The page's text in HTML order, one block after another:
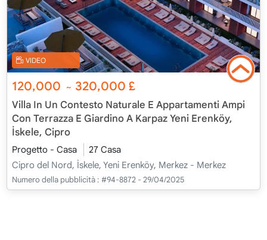
VIDEO
120,000 ~ 320,000£
Villa In Un Contesto Naturale E Appartamenti Ampi
Con Terrazza E Giardino A Karpaz Yeni Erenköy,
İskele, Cipro
Progetto - Casa
27 Casa
Cipro del Nord, İskele, Yeni Erenköy, Merkez - Merkez
Numero della pubblicità : #94-8872 - 29/04/2025